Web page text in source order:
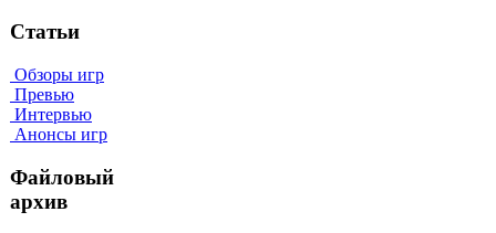
Статьи
Обзоры игр
Превью
Интервью
Анонсы игр
Файловый
архив